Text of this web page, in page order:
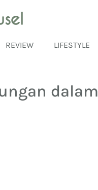
REVIEW LIFESTYLE
dalam